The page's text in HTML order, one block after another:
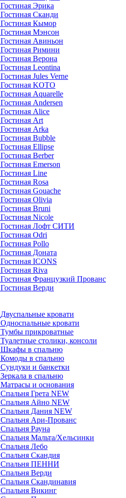
Гостиная Эрика
Гостиная Сканди
Гостиная Кымор
Гостиная Мэнсон
Гостиная Авиньон
Гостиная Римини
Гостиная Верона
Гостиная Leontina
Гостиная Jules Verne
Гостиная KOTO
Гостиная Aquarelle
Гостиная Andersen
Гостиная Alice
Гостиная Art
Гостиная Arka
Гостиная Bubble
Гостиная Ellipse
Гостиная Berber
Гостиная Emerson
Гостиная Line
Гостиная Rosa
Гостиная Gouache
Гостиная Olivia
Гостиная Bruni
Гостиная Nicole
Гостиная Лофт СИТИ
Гостиная Odri
Гостиная Pollo
Гостиная Доната
Гостиная ICONS
Гостиная Riva
Гостиная Французкий Прованс
Гостиная Верди
Двуспальные кровати
Односпальные кровати
Тумбы прикроватные
Туалетные столики, консоли
Шкафы в спальню
Комоды в спальню
Сундуки и банкетки
Зеркала в спальню
Матрасы и основания
Спальня Грета NEW
Спальня Айно NEW
Спальня Дания NEW
Спальня Ари-Прованс
Спальня Рауна
Спальня Мальта/Хельсинки
Спальня Лебо
Спальня Скандия
Спальня ПЕННИ
Спальня Верди
Спальня Скандинавия
Спальня Викинг